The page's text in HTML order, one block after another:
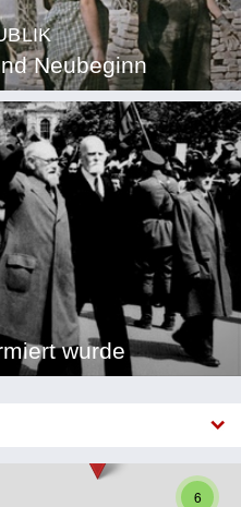
Neubeginn
wurde
6